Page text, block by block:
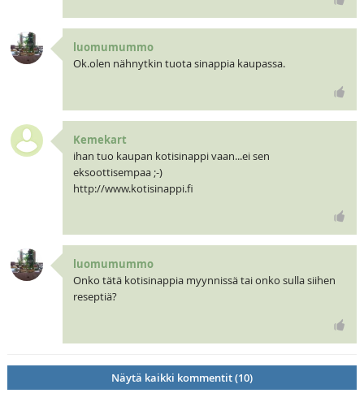
luomumummo
Ok.olen nähnytkin tuota sinappia kaupassa.
Kemekart
ihan tuo kaupan kotisinappi vaan...ei sen
eksoottisempaa ;-)
http://www.kotisinappi.fi
luomumummo
Onko tätä kotisinappia myynnissä tai onko sulla siihen
reseptiä?
Näytä kaikki kommentit (10)